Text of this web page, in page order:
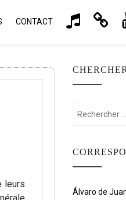
CONTACT
leurs
CHERCHER
Rechercher:
Álvaro de